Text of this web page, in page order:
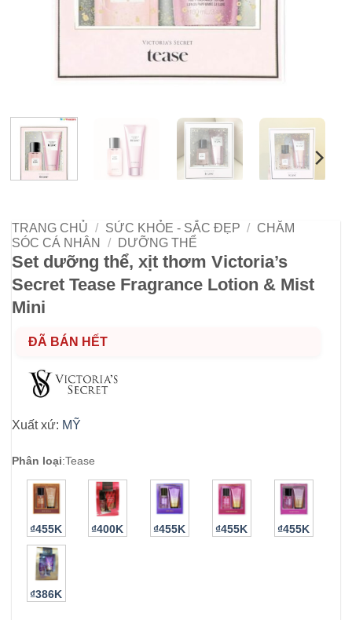
TRANG CHỦ / SỨC KHỎE - SẮC ĐẸP / CHĂM
SÓC CÁ NHÂN
/ DƯỠNG THỂ
Set dưỡng thể, xịt thơm Victoria’s
Secret Tease Fragrance Lotion & Mist
Mini
ĐÃ BÁN HẾT
Xuất xứ: MỸ
Phân loại:Tease
₫455K ₫400K ₫455K ₫455K ₫455K
₫386K